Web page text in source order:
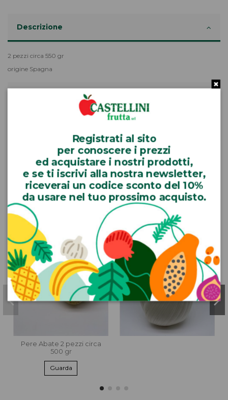
Descrizione
2 pezzi circa 550 gr
origine Spagna
Dettagli del prodotto
I clienti che hanno acquistato questo prodotto hanno
comprato anche:
Pere Abate 2 pezzi circa
500 gr
Guarda
Registratial sito
per conoscere i prezzi
edacquistare i nostri prodotti,
e se ti iscrivi alla nostra newsletter,
riceverai un codice sconto del 10%
da usare nel tuo prossimo acquisto.